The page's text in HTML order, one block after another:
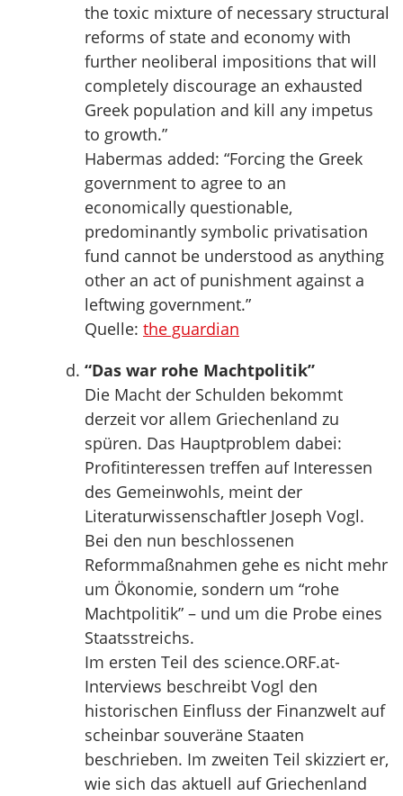
the toxic mixture of necessary structural
reforms of state and economy with
further neoliberal impositions that will
completely discourage an exhausted
Greek population and kill any impetus
to growth.”
Habermas added: “Forcing the Greek
government to agree to an
economically questionable,
predominantly symbolic privatisation
fund cannot be understood as anything
other an act of punishment against a
leftwing government.”
Quelle: the guardian
“Das war rohe Machtpolitik”
Die Macht der Schulden bekommt
derzeit vor allem Griechenland zu
spüren. Das Hauptproblem dabei:
Profitinteressen treffen auf Interessen
des Gemeinwohls, meint der
Literaturwissenschaftler Joseph Vogl.
Bei den nun beschlossenen
Reformmaßnahmen gehe es nicht mehr
um Ökonomie, sondern um “rohe
Machtpolitik” – und um die Probe eines
Staatsstreichs.
Im ersten Teil des science.ORF.at-
Interviews beschreibt Vogl den
historischen Einfluss der Finanzwelt auf
scheinbar souveräne Staaten
beschrieben. Im zweiten Teil skizziert er,
wie sich das aktuell auf Griechenland